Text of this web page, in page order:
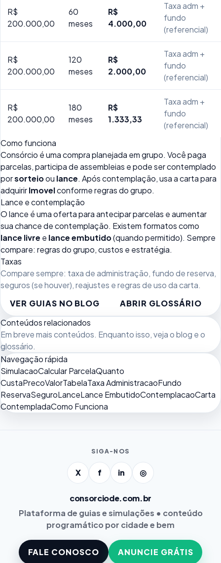
R$
200.000,00
60
meses
R$
4.000,00
Taxa adm +
fundo
(referencial)
R$
200.000,00
120
meses
R$
2.000,00
Taxa adm +
fundo
(referencial)
R$
200.000,00
180
meses
R$
1.333,33
Taxa adm +
fundo
(referencial)
Como funciona
Consórcio é uma compra planejada em grupo. Você paga
parcelas, participa de assembleias e pode ser contemplado
porsorteioou lance. Após contemplação, usa a carta para
adquirirImovelconforme regras do grupo.
Lance e contemplação
O lance é uma oferta para antecipar parcelas e aumentar
sua chance de contemplação. Existem formatos como
lance livre e lance embutido(quando permitido). Sempre
compare: regras do grupo, custos e estratégia.
Taxas
Compare sempre: taxa de administração, fundo de reserva,
seguros (se houver), reajustes e regras de uso da carta.
VER GUIAS NO BLOG
ABRIR GLOSSÁRIO
Conteúdos relacionados
Em breve mais conteúdos. Enquanto isso, vejao blog e o
glossário.
Navegação rápida
SimulacaoCalcular ParcelaQuanto
CustaPrecoValorTabelaTaxa AdministracaoFundo
ReservaSeguroLanceLance EmbutidoContemplacaoCarta
ContempladaComo Funciona
SIGA-NOS
X f in ◎
consorciode.com.br
Plataforma de guias e simulações • conteúdo
programático por cidade e bem
FALE CONOSCO ANUNCIE GRÁTIS